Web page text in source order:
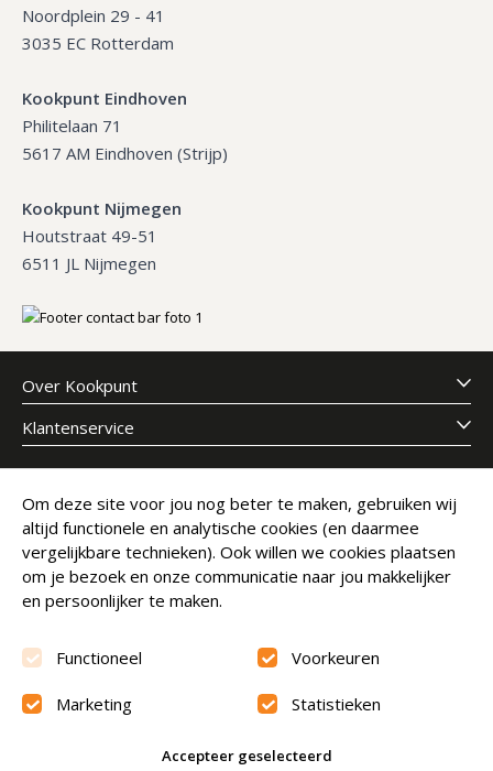
Noordplein 29 - 41
3035 EC Rotterdam
Kookpunt Eindhoven
Philitelaan 71
5617 AM Eindhoven (Strijp)
Kookpunt Nijmegen
Houtstraat 49-51
6511 JL Nijmegen
Over Kookpunt
Klantenservice
Meld je aan voor onze nieuwsbrief
E-mailadres
Abonneer
Beoordeling9.6
Om deze site voor jou nog beter te maken, gebruiken wij
altijd functionele en analytische cookies (en daarmee
vergelijkbare technieken). Ook willen we cookies plaatsen
om je bezoek en onze communicatie naar jou makkelijker
en persoonlijker te maken.
Functioneel Voorkeuren
Marketing Statistieken
Accepteer geselecteerd